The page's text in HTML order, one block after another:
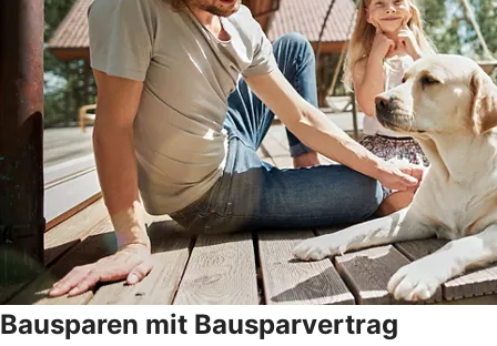
Bausparen mit Bausparvertrag